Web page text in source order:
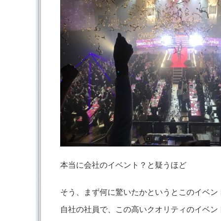
本当に会社のイベント？と疑うほど
そう、まず何に驚いたかというとこのイベ
自社の社員で、この高いクオリティのイベ